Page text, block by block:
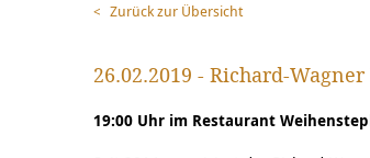
Zurück zur Übersicht
26.02.2019 - Richard-
19:00 Uhr im Restaurant